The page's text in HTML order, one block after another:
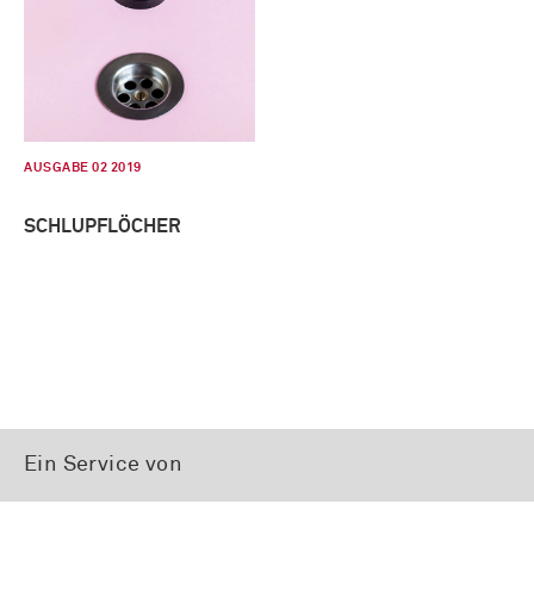
AUSGABE 02 2019
SCHLUPFLÖCHER
Ein Service von